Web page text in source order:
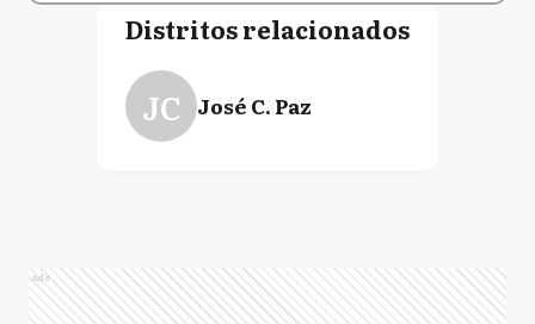
Distritos relacionados
JC José C. Paz
Ads